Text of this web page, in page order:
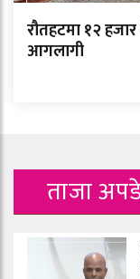
रौतहटमा १२
आगलागी
ताजा